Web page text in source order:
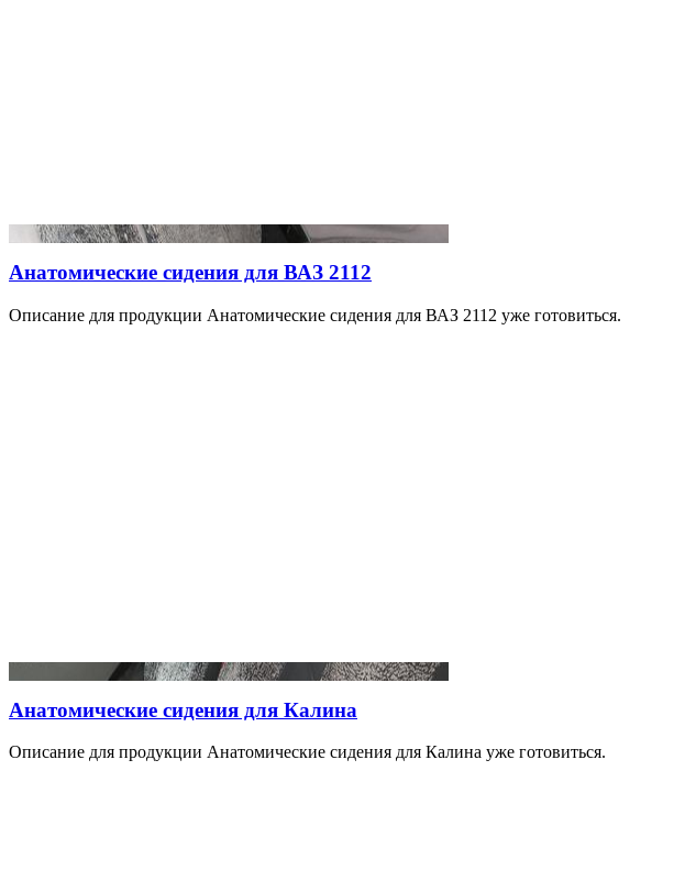
Анатомические сидения для ВАЗ 2112
Описание для продукции Анатомические сидения для ВАЗ 2112 уже готовиться.
Анатомические сидения для Калина
Описание для продукции Анатомические сидения для Калина уже готовиться.